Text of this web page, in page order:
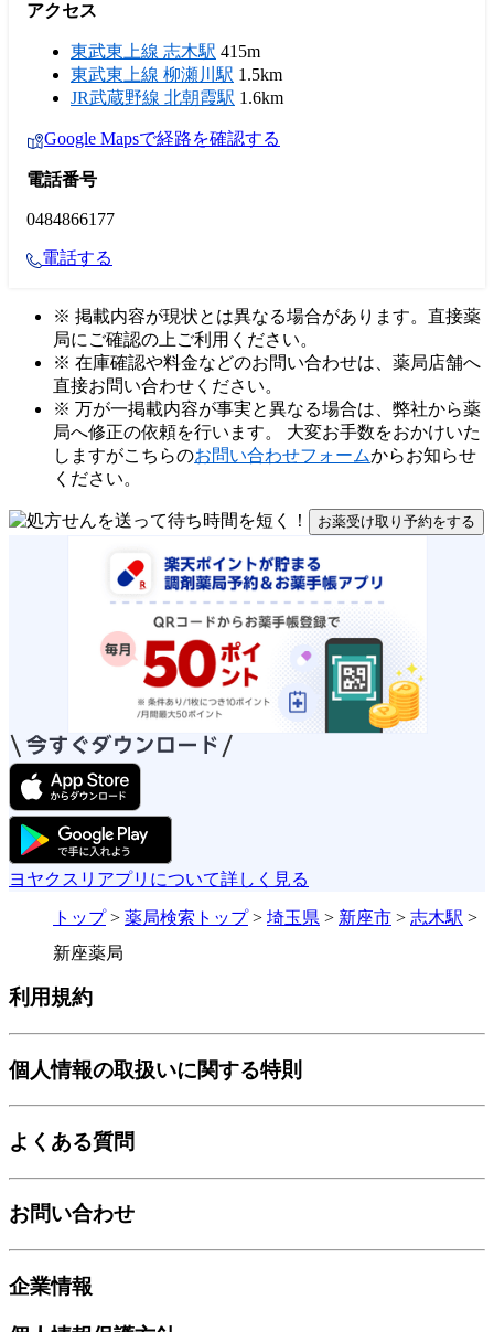
アクセス
東武東上線 志木駅 415m
東武東上線 柳瀬川駅 1.5km
JR武蔵野線 北朝霞駅 1.6km
Google Mapsで経路を確認する
電話番号
0484866177
電話する
※ 掲載内容が現状とは異なる場合があります。直接薬
局にご確認の上ご利用ください。
※ 在庫確認や料金などのお問い合わせは、薬局店舗へ
直接お問い合わせください。
※ 万が一掲載内容が事実と異なる場合は、弊社から薬
局へ修正の依頼を行います。 大変お手数をおかけいた
しますがこちらのお問い合わせフォームからお知らせ
ください。
お薬受け取り予約をする
ヨヤクスリアプリについて詳しく見る
トップ> 薬局検索トップ> 埼玉県 > 新座市 > 志木駅 >
新座薬局
利用規約
個人情報の取扱いに関する特則
よくある質問
お問い合わせ
企業情報